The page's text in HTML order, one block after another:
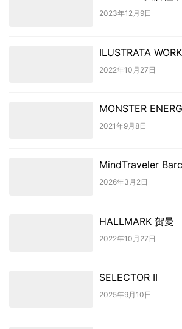
2023年12月9日
ILUSTRATA
2022年10月27日
MONSTER
2021年9月8日
MindTraveler
2026年3月2日
HALLMARK 贺曼
2022年10月27日
SELECTOR II
2025年9月10日